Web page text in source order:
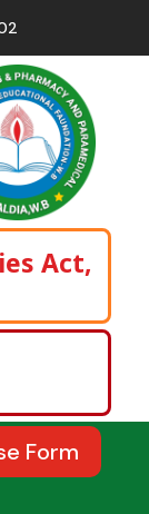
Act,
Form